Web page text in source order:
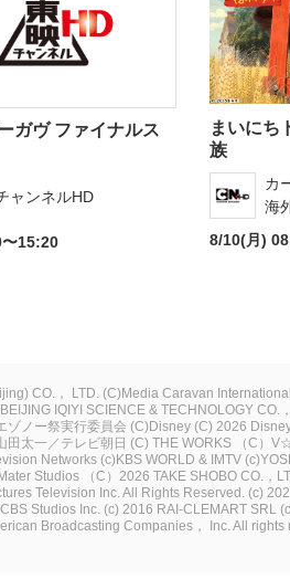
ガヴ ファイナルス
ャンネルHD
15:20
まいにち
族
カ
海
8/10(月)
CO.， LTD. (C)Media Caravan
IQIYI SCIENCE & TECHNOLOGY CO.
ゾノー祭実行委員会 (C)Disney (C) 2026
田太一／テレビ朝日 (C) THE WORKS （C）
Networks (c)KBS WORLD & IMTV
Studios （C）2026 TAKE SHOBO CO.，
Television Inc. All Rights Reserved. (c)
Studios Inc. (c) 2016 RAI-CLEMART SRL
Broadcasting Companies， Inc. All rights